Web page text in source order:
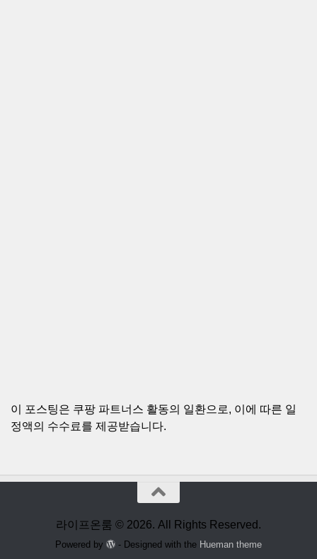
이 포스팅은 쿠팡 파트너스 활동의 일환으로, 이에 따른 일
정액의 수수료를 제공받습니다.
라이프온룸 © 2026. All Rights Reserved.
Powered by - Designed with the Hueman theme